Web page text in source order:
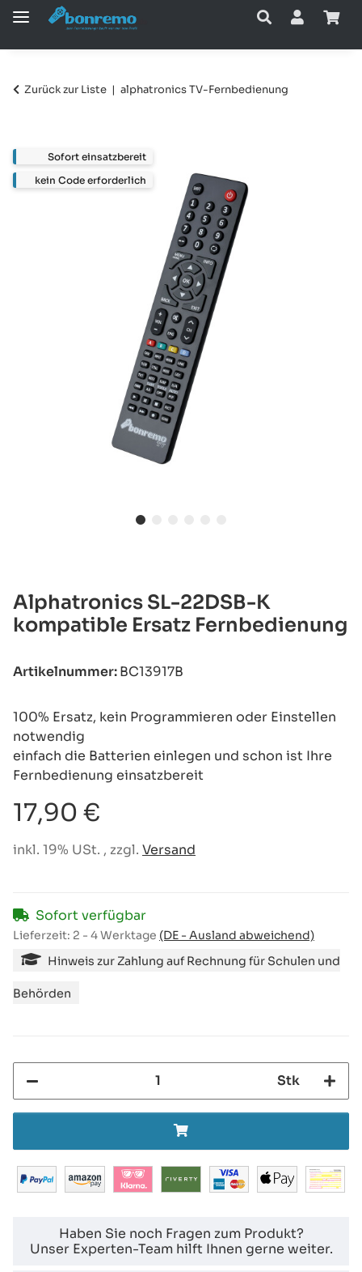
Zurück zur Liste alphatronics TV-Fernbedienung
Alphatronics SL-22DSB-K
kompatible Ersatz Fernbedienung
Artikelnummer:BC13917B
100% Ersatz, kein Programmieren oder Einstellen
notwendig
einfach die Batterien einlegen und schon ist Ihre
Fernbedienung einsatzbereit
17,90 €
inkl. 19% USt. , zzgl. Versand
Sofort verfügbar
Lieferzeit: 2 - 4 Werktage (DE - Ausland abweichend)
Hinweis zur Zahlung auf Rechnung für Schulen und
Behörden
Stk
Haben Sie noch Fragen zum Produkt?
Unser Experten-Team hilft Ihnen gerne weiter.